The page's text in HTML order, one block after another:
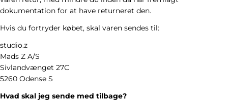
dokumentation for at have returneret den.
Hvis du fortryder købet, skal varen sendes til:
studio.z
Mads Z A/S
Sivlandvænget 27C
5260 Odense S
Hvad skal jeg sende med tilbage?